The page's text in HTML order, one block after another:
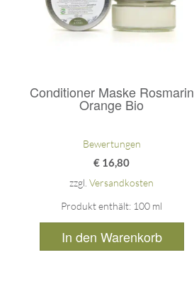
Conditioner Maske Rosmarin
Orange Bio
Bewertungen
€ 16,80
zzgl.Versandkosten
Produkt enthält: 100 ml
In den Warenkorb